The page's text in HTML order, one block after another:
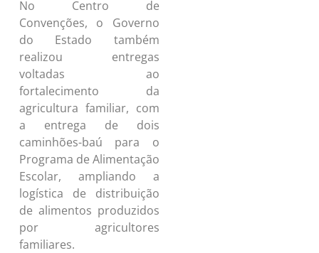
No Centro de
Convenções, o Governo
do Estado também
realizou entregas
voltadas ao
fortalecimento da
agricultura familiar, com
a entrega de dois
caminhões-baú para o
Programa de Alimentação
Escolar, ampliando a
logística de distribuição
de alimentos produzidos
por agricultores
familiares.